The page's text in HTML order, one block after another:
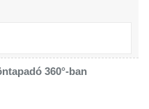
360°-ban